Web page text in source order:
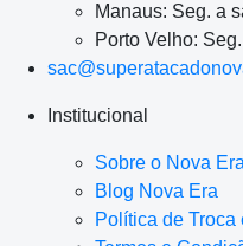
Manaus: Seg. a
Porto Velho:
Institucional
Sobre o Nova Era
Blog Nova Era
Política de